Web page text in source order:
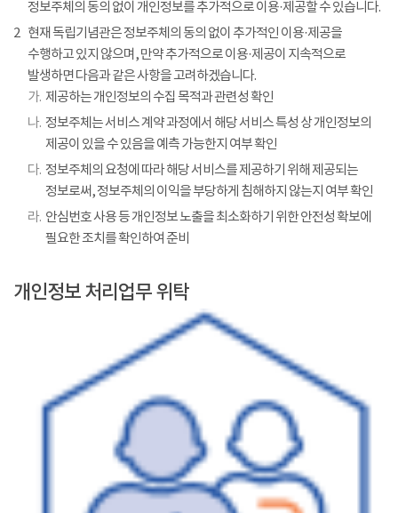
정보주체의 동의 없이 개인정보를 추가적으로 이용·제공할 수 있습니다.
2 현재 독립기념관은 정보주체의 동의 없이 추가적인 이용·제공을
수행하고 있지 않으며, 만약 추가적으로 이용·제공이 지속적으로
발생하면 다음과 같은 사항을 고려하겠습니다.
가. 제공하는 개인정보의 수집 목적과 관련성 확인
나. 정보주체는 서비스 계약 과정에서 해당 서비스 특성 상 개인정보의
제공이 있을 수 있음을 예측 가능한지 여부 확인
다. 정보주체의 요청에 따라 해당 서비스를 제공하기 위해 제공되는
정보로써, 정보주체의 이익을 부당하게 침해하지 않는지 여부 확인
라. 안심번호 사용 등 개인정보 노출을 최소화하기 위한 안전성 확보에
필요한 조치를 확인하여 준비
개인정보 처리업무 위탁